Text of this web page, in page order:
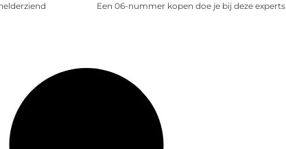
Een 06-nummer kopen doe je bij deze experts